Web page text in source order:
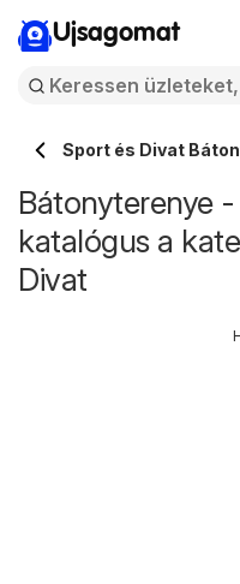
Ujsagomat
Sport és Divat
Bátonyterenye
katalógus a
Divat